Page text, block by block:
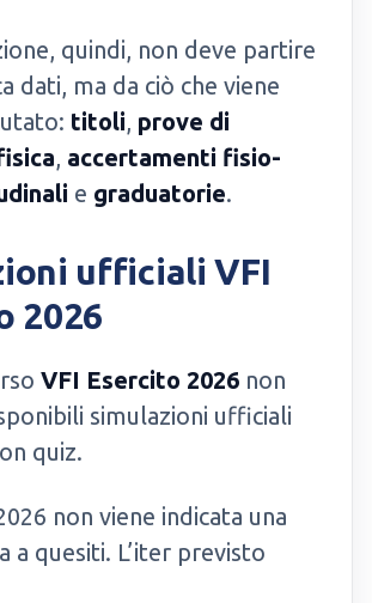
quindi, non deve partire
dati, ma da ciò che viene
titoli, prove di
, accertamenti fisio-
e graduatorie.
ufficiali VFI
2026
VFI Esercito 2026 non
simulazioni ufficiali
quiz.
non viene indicata una
a quesiti. L’iter previsto